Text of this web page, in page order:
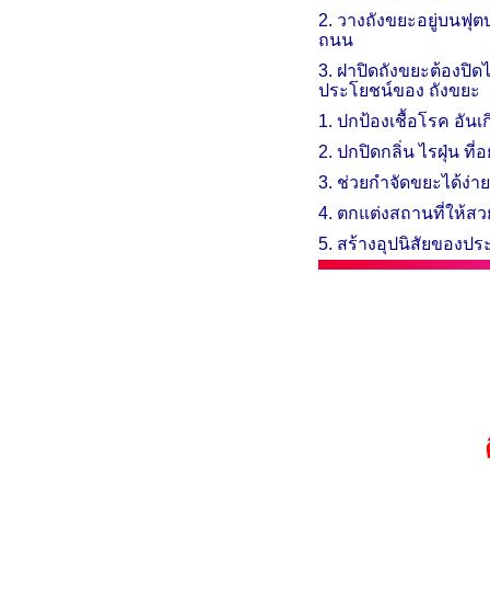
2. วาง​ถัง​ขยะ​อยู่​บน​ฟุ
ถนน
3. ฝา​ปิด​ถัง​ขยะ​ต้อง​ปิด​
ประโยชน์ของ ถังขยะ
1. ปกป้องเชื้อโรค อัน
2. ปกปิดกลิ่น ไรฝุ่น ที่
3. ช่วยกำจัดขยะได้ง่า
4. ตกแต่งสถานที่ให้ส
​5. สร้างอุปนิสัยของป